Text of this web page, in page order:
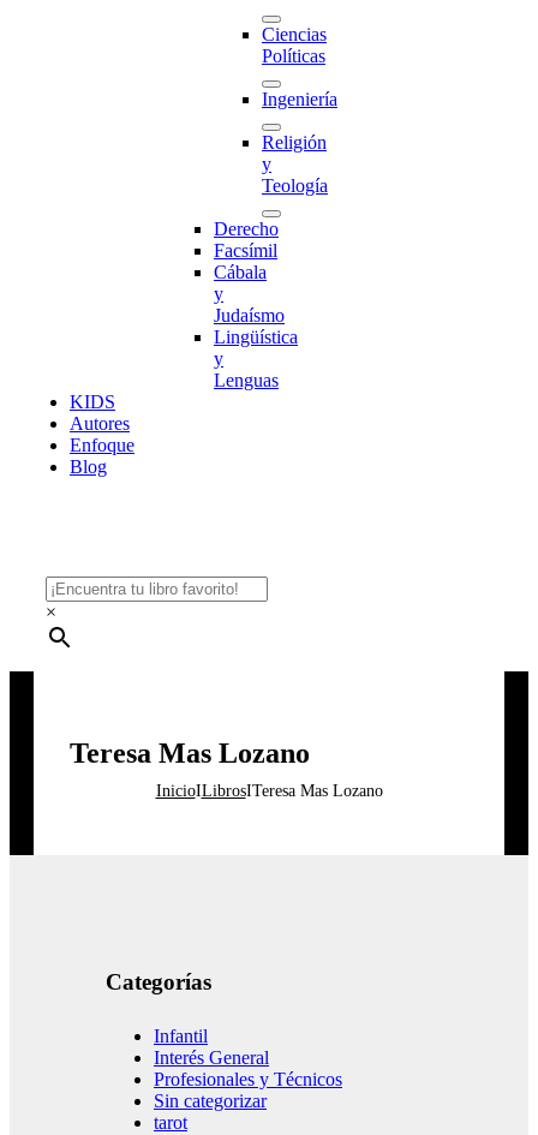
Ciencias
Políticas
Ingeniería
Religión
y
Teología
Derecho
Facsímil
Cábala
y
Judaísmo
Lingüística
y
Lenguas
KIDS
Autores
Enfoque
Blog
×
Teresa Mas Lozano
InicioILibrosITeresa Mas Lozano
Categorías
Infantil
Interés General
Profesionales y Técnicos
Sin categorizar
tarot